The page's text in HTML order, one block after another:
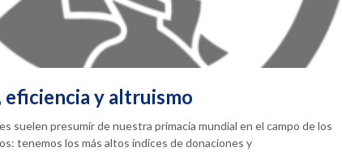
eficiencia y altruismo
suelen presumir de nuestra primacía mundial en el campo de los
tenemos los más altos índices de donaciones y